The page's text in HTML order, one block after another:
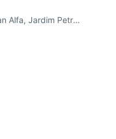
Condomínio Residencial Aldebaran Alfa, Jardim Petrópolis